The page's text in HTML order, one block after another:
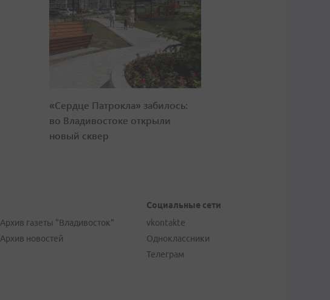
«Сердце Патрокла» забилось:
во Владивостоке открыли
новый сквер
Архив газеты "Владивосток"
Архив новостей
Социальные сети
vkontakte
Одноклассники
Телеграм